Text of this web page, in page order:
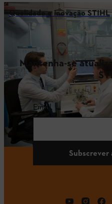
Qualidade e inovação STIHL
Mantenha-se
Email